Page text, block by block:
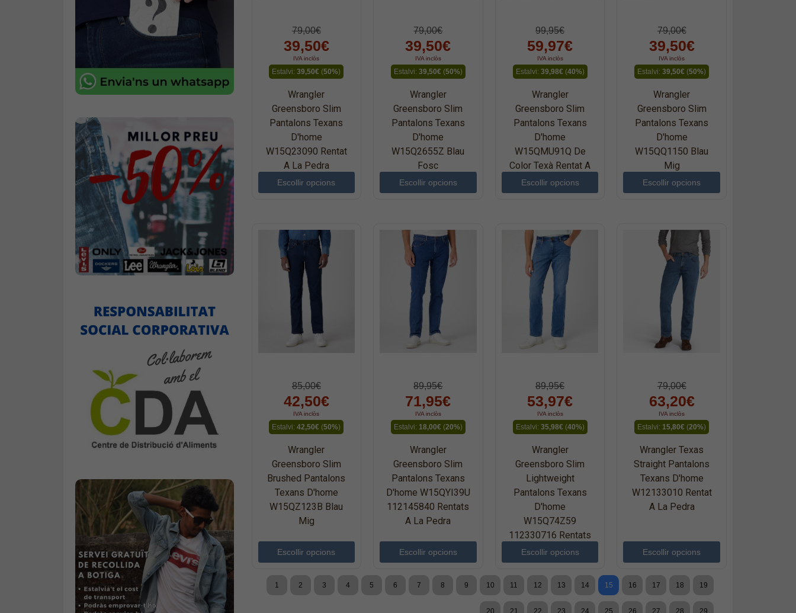
79,00€
39,50€
IVA inclòs
Estalvi:39,50€ (50%)
Wrangler
Greensboro Slim
Pantalons Texans
D'home
W15Q23090 Rentat
A La Pedra
Escollir opcions
79,00€
39,50€
IVA inclòs
Estalvi: 39,50€(50%)
Wrangler
Greensboro Slim
Pantalons Texans
D'home
W15Q2655Z Blau
Fosc
Escollir opcions
99,95€
59,97€
IVA inclòs
Estalvi: 39,98€(40%)
Wrangler
Greensboro Slim
Pantalons Texans
D'home
W15QMU91Q De
Color Texà Rentat A
La Pedra
Escollir opcions
79,00€
39,50€
IVA inclòs
Estalvi:39,50€ (50%)
Wrangler
Greensboro Slim
Pantalons Texans
D'home
W15QQ1150 Blau
Mig
Escollir opcions
85,00€
42,50€
IVA inclòs
Estalvi:42,50€ (50%)
Wrangler
Greensboro Slim
Brushed Pantalons
Texans D'home
W15QZ123B Blau
Mig
Escollir opcions
89,95€
71,95€
IVA inclòs
Estalvi: 18,00€(20%)
Wrangler
Greensboro Slim
Pantalons Texans
D'home W15QYI39U
112145840 Rentats
A La Pedra
Escollir opcions
89,95€
53,97€
IVA inclòs
Estalvi: 35,98€(40%)
Wrangler
Greensboro Slim
Lightweight
Pantalons Texans
D'home
W15Q74Z59
112330716 Rentats
A La Pedra
Escollir opcions
79,00€
63,20€
IVA inclòs
Estalvi:15,80€ (20%)
Wrangler Texas
Straight Pantalons
Texans D'home
W12133010 Rentat
A La Pedra
Escollir opcions
1 2 3 4 5 6 7 8 9 10 11 12 13 14 15 16 17 18 19